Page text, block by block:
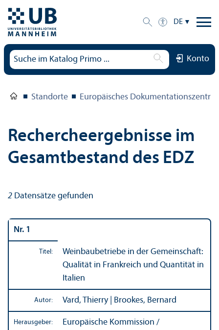
DE
Konto
Standorte Europäisches
Rechercheergebnisse im
Gesamtbestand des EDZ
2 Datensätze gefunden
Nr. 1
Titel:
Weinbaubetriebe in der Gemeinschaft:
Qualität in Frankreich und Quanti­tät in
Italien
Autor: Vard, Thierry | Brookes, Bernard
Herausgeber:
Europäische Kommission /